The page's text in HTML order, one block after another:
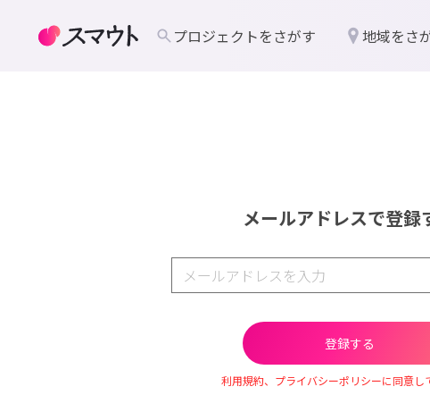
メールアドレスで登録
利用規約、プライバシーポリシーに同意し
プロジェクトをさがす 地域をさ